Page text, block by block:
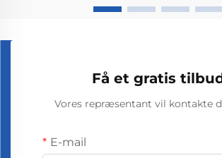
Få et gratis
Vores repræsentant vil kontakte
E-mail